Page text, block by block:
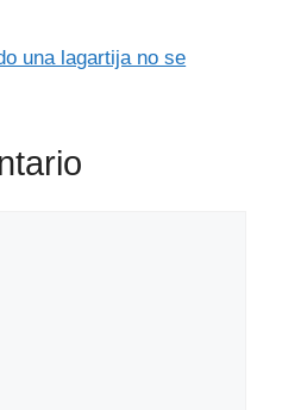
una lagartija no se